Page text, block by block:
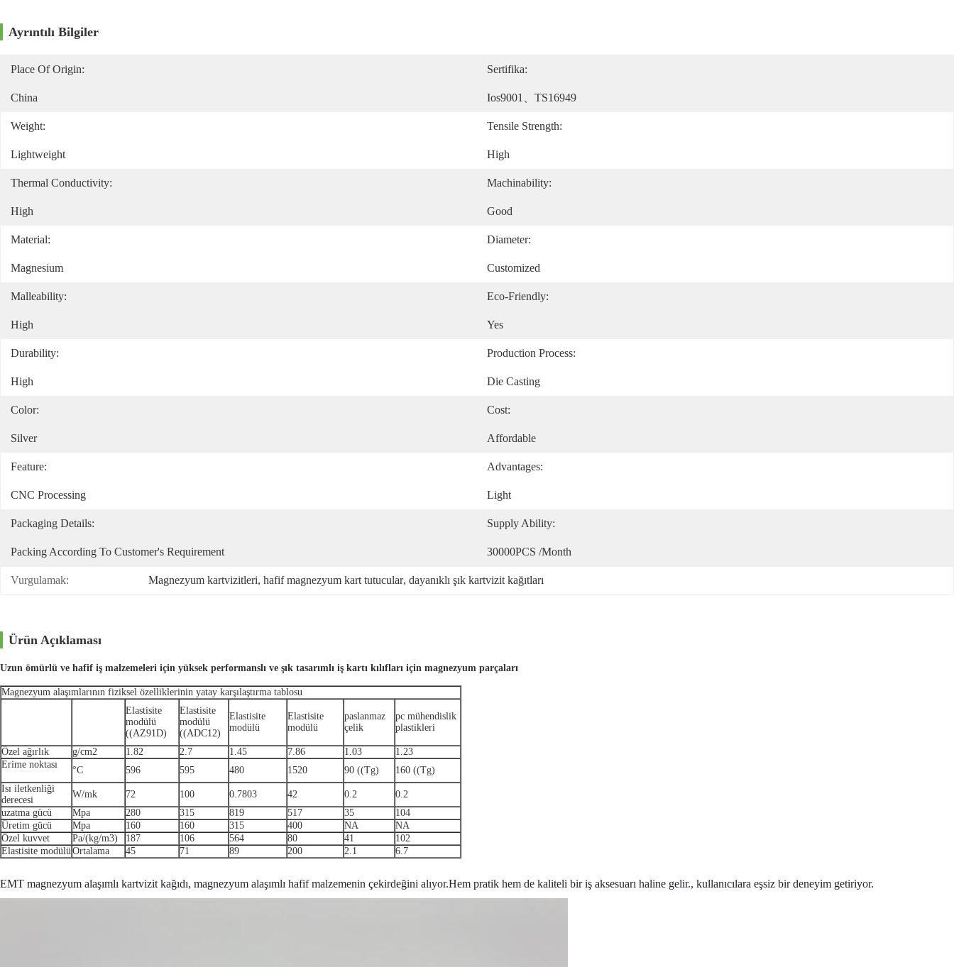
Ayrıntılı Bilgiler
Place Of Origin:
China
Sertifika:
Ios9001、TS16949
Weight:
Lightweight
Tensile Strength:
High
Thermal Conductivity:
High
Machinability:
Good
Material:
Magnesium
Diameter:
Customized
Malleability:
High
Eco-Friendly:
Yes
Durability:
High
Production Process:
Die Casting
Color:
Silver
Cost:
Affordable
Feature:
CNC Processing
Advantages:
Light
Packaging Details:
Packing According To Customer's Requirement
Supply Ability:
30000PCS /Month
Vurgulamak: Magnezyum kartvizitleri, hafif magnezyum kart tutucular, dayanıklı şık kartvizit kağıtları
Ürün Açıklaması
Uzun ömürlü ve hafif iş malzemeleri için yüksek performanslı ve şık tasarımlı iş kartı kılıfları için magnezyum parçaları
Magnezyum alaşımlarının fiziksel özelliklerinin yatay karşılaştırma tablosu
Elastisite
modülü
((AZ91D)
Elastisite
modülü
((ADC12)
Elastisite
modülü
Elastisite
modülü
paslanmaz
çelik
pc mühendislik
plastikleri
Özel ağırlık g/cm2 1.82 2.7 1.45 7.86 1.03
1.23
Erime noktası
°C 596 595 480 1520 90 ((Tg)
160 ((Tg)
Isı iletkenliği
derecesi
W/mk 72 100 0.7803 42 0.2
0.2
uzatma gücü
Mpa 280 315 819 517 35
104
Üretim gücü
Mpa 160 160 315 400 NA
NA
Özel kuvvet
Pa/(kg/m3) 187 106 564 80 41
102
Elastisite modülüOrtalama 45 71 89 200 2.1 6.7
EMT magnezyum alaşımlı kartvizit kağıdı, magnezyum alaşımlı hafif malzemenin çekirdeğini alıyor.Hem pratik hem de kaliteli bir iş aksesuarı haline gelir., kullanıcılara eşsiz bir deneyim getiriyor.